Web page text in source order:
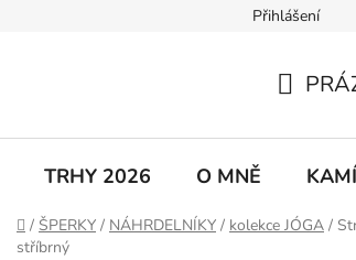
Dárkové kartičky
Přihlášení
KOŠÍK
TRHY 2026 O MNĚ
Domů
/ ŠPERKY / NÁHRDELNÍKY / kolekce JÓGA /
stříbrný